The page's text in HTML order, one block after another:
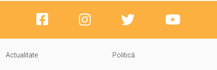
Actualitate Politică